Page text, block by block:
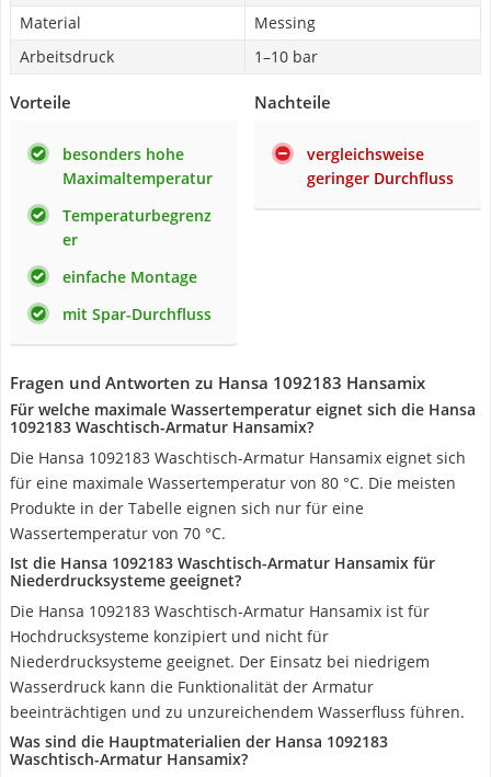
Material
Messing
Arbeitsdruck
1–10 bar
Vorteile
besonders hohe
Maximaltemperatur
Temperaturbegrenz
er
einfache Montage
mit Spar-Durchfluss
Nachteile
vergleichsweise
geringer Durchfluss
Fragen und Antworten zu Hansa 1092183 Hansamix
Für welche maximale Wassertemperatur eignet sich die Hansa
1092183 Waschtisch-Armatur Hansamix?
Die Hansa 1092183 Waschtisch-Armatur Hansamix eignet sich
für eine maximale Wassertemperatur von 80 °C. Die meisten
Produkte in der Tabelle eignen sich nur für eine
Wassertemperatur von 70 °C.
Ist die Hansa 1092183 Waschtisch-Armatur Hansamix für
Niederdrucksysteme geeignet?
Die Hansa 1092183 Waschtisch-Armatur Hansamix ist für
Hochdrucksysteme konzipiert und nicht für
Niederdrucksysteme geeignet. Der Einsatz bei niedrigem
Wasserdruck kann die Funktionalität der Armatur
beeinträchtigen und zu unzureichendem Wasserfluss führen.
Was sind die Hauptmaterialien der Hansa 1092183
Waschtisch-Armatur Hansamix?